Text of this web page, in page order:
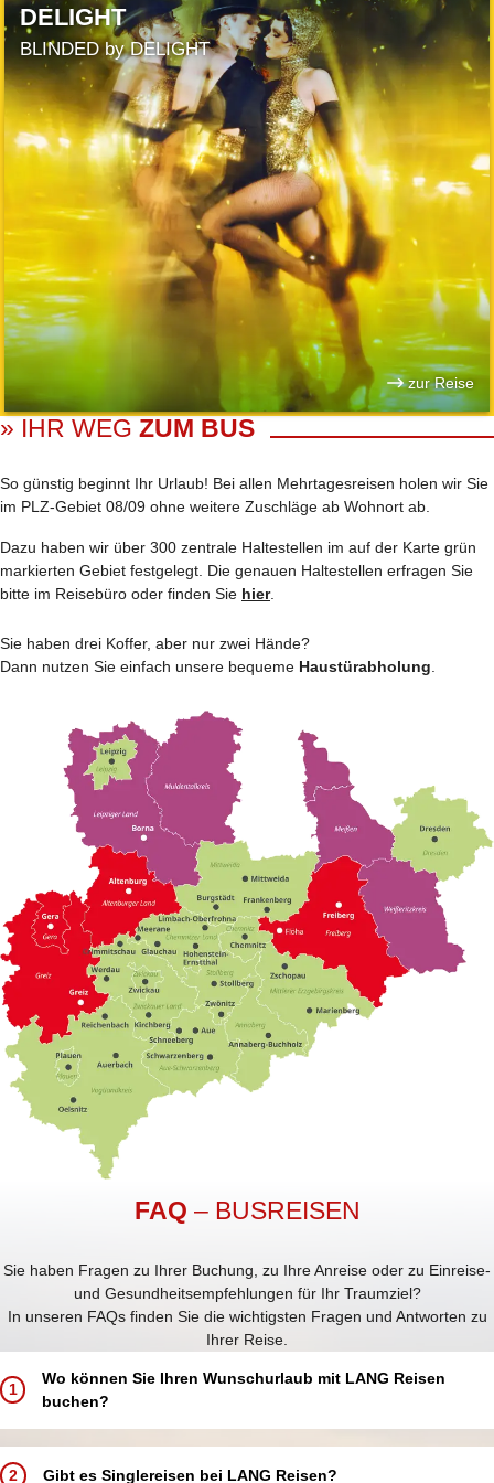
DELIGHT
BLINDED by DELIGHT
zur Reise
» IHR WEG ZUM BUS
So günstig beginnt Ihr Urlaub! Bei allen Mehrtages­reisen holen wir Sie
im PLZ-Gebiet 08/09 ohne weitere Zuschläge ab Wohnort ab.
Dazu haben wir über 300 zentrale Haltestellen im auf der Karte grün
markierten Gebiet festgelegt. Die genauen Haltestellen erfragen Sie
bitte im Reisebüro oder finden Sie hier.
Sie haben drei Koffer, aber nur zwei Hände?
Dann nutzen Sie einfach unsere bequeme Haustürabholung.
FAQ – BUSREISEN
Sie haben Fragen zu Ihrer Buchung, zu Ihre Anreise oder zu Einreise-
und Gesundheitsempfehlungen für Ihr Traumziel?
In unseren FAQs finden Sie die wichtigsten Fragen und Antworten zu
Ihrer Reise.
1
Wo können Sie Ihren Wunschurlaub mit LANG Reisen
buchen?
Buchen Sie Ihren Traumurlaub ganz einfach und bequem:
In einem unserer 5 LANG Reisebüros in Annaberg-Buchholz, Aue,
2 Gibt es Singlereisen bei LANG Reisen?